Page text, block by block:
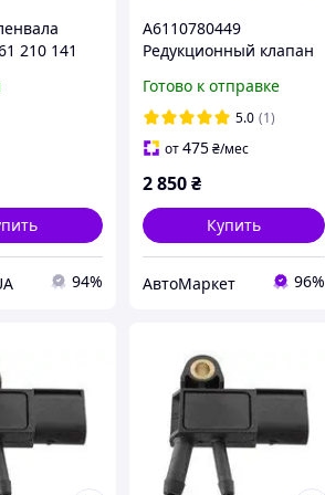
210 141
94%
A6110780449
Редукционный клапан
ТНВД 0281002494
Mercedes W169 W203
W245 CL203 S203 C209
W211 S211 W639
Готово к отправке
5.0 (1)
от475 ₴/мес
2 850 ₴
Купить
АвтоМаркет 96%